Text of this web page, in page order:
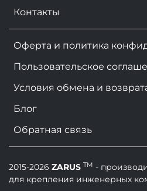
Контакты
Оферта и политика
Пользовательское
Условия обмена и
Блог
Обратная связь
2015-2026 ZARUS TM -
для крепления инженерных